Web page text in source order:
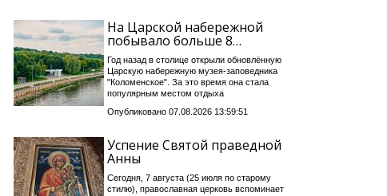
На Царской набережной
побывало больше 8…
Год назад в столице открыли обновлённую
Царскую набережную музея-заповедника
"Коломенское". За это время она стала
популярным местом отдыха
Опубликовано 07.08.2026 13:59:51
Успение Святой праведной
Анны
Сегодня, 7 августа (25 июля по старому
стилю), православная церковь вспоминает